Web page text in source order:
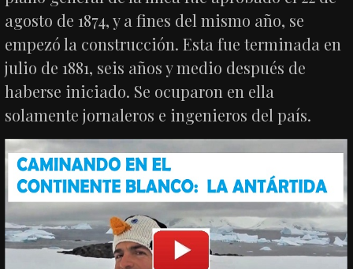
agosto de 1874, y a fines del mismo año, se
empezó la construcción. Esta fue terminada en
julio de 1881, seis años y medio después de
haberse iniciado. Se ocuparon en ella
solamente jornaleros e ingenieros del país.